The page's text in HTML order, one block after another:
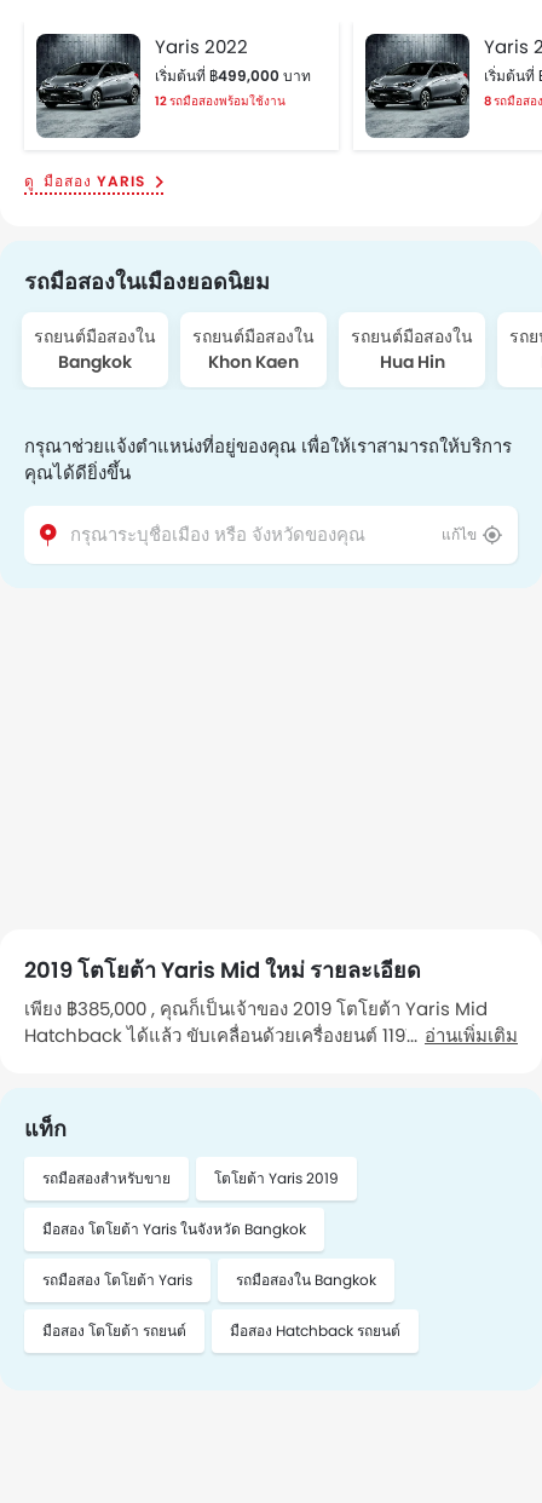
Yaris 2022
เริ่มต้นที่ ฿499,000 บาท
12 รถมือสองพร้อมใช้งาน
Yaris
เริ่มต้น
8 รถมือสอ
มือสอง YARIS
รถมือสองในเมืองยอดนิยม
รถยนต์มือสองใน
Bangkok
รถยนต์มือสองใน
Khon Kaen
รถยนต์มือสองใน
Hua Hin
รถ
กรุณาช่วยแจ้งตำแหน่งที่อยู่ของคุณ เพื่อให้เราสามารถให้บริการ
คุณได้ดียิ่งขึ้น
แก้ไข
2019 โตโยต้า Yaris Mid ใหม่ รายละเอียด
เพียง ฿385,000 , คุณก็เป็นเจ้าของ 2019 โตโยต้า Yaris Mid
Hatchback ได้แล้ว ขับเคลื่อนด้วยเครื่องยนต์ 1197 CC รถคันนี้
ต้องการนัดหมาย โปรดติดต่อฉัน"
อ่านเพิ่มเติม
แท็ก
รถมือสองสำหรับขาย โตโยต้า Yaris 2019
มือสอง โตโยต้า Yaris ในจังหวัด Bangkok
รถมือสอง โตโยต้า Yaris รถมือสองใน Bangkok
มือสอง โตโยต้า รถยนต์ มือสอง Hatchback รถยนต์